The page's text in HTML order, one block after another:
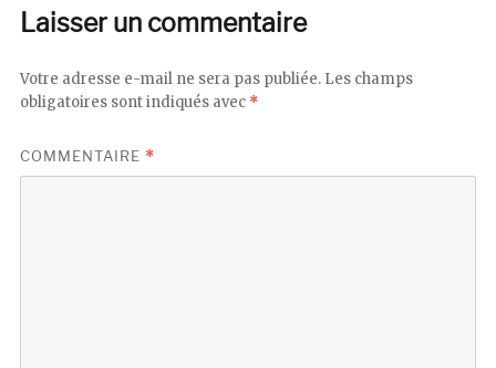
Laisser un commentaire
Votre adresse e-mail ne sera pas publiée. Les champs
obligatoires sont indiqués avec *
COMMENTAIRE *